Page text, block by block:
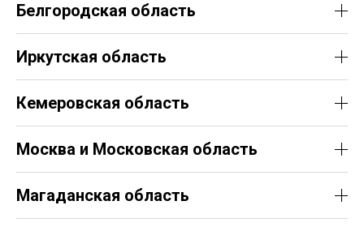
Белгородская область
Иркутская область
Кемеровская область
Москва и Московская область
Магаданская область